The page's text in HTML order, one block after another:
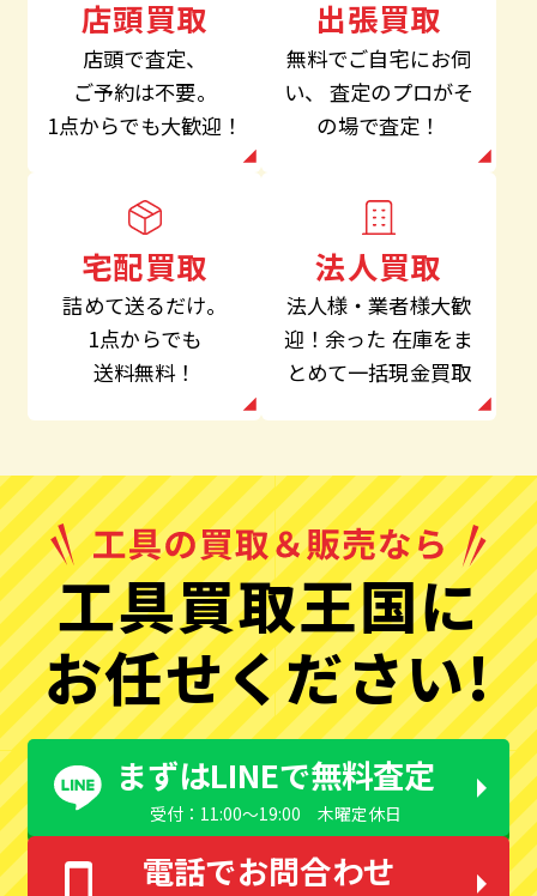
店頭買取
店頭で査定、
ご予約は不要。
1点からでも大歓迎！
出張買取
無料でご自宅にお伺
い、
査定のプロがそ
の場で査定！
宅配買取
詰めて送るだけ。
1点からでも
送料無料！
法人買取
法人様・業者様大歓
迎！余った 在庫をま
とめて一括現金買取
工具買取王国に
お任せください!
まずはLINEで無料査定
受付：11:00〜19:00 木曜定休日
電話でお問合わせ